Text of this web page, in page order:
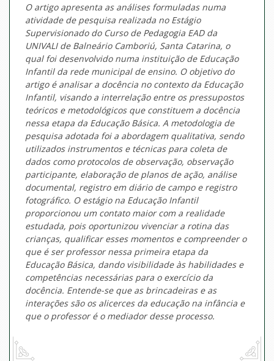
O artigo apresenta as análises formuladas numa
atividade de pesquisa realizada no Estágio
Supervisionado do Curso de Pedagogia EAD da
UNIVALI de Balneário Camboriú, Santa Catarina, o
qual foi desenvolvido numa instituição de Educação
Infantil da rede municipal de ensino. O objetivo do
artigo é analisar a docência no contexto da Educação
Infantil, visando a interrelação entre os pressupostos
teóricos e metodológicos que constituem a docência
nessa etapa da Educação Básica. A metodologia de
pesquisa adotada foi a abordagem qualitativa, sendo
utilizados instrumentos e técnicas para coleta de
dados como protocolos de observação, observação
participante, elaboração de planos de ação, análise
documental, registro em diário de campo e registro
fotográfico. O estágio na Educação Infantil
proporcionou um contato maior com a realidade
estudada, pois oportunizou vivenciar a rotina das
crianças, qualificar esses momentos e compreender o
que é ser professor nessa primeira etapa da
Educação Básica, dando visibilidade às habilidades e
competências necessárias para o exercício da
docência. Entende-se que as brincadeiras e as
interações são os alicerces da educação na infância e
que o professor é o mediador desse processo.